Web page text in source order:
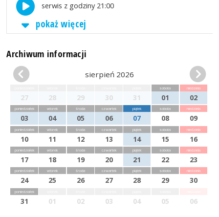
serwis z godziny 21:00
pokaż więcej
Archiwum informacji
sierpień 2026
27 28 29 30 31
sobota
01
niedziela
02
poniedziałek
03
wtorek
04
środa
05
czwartek
06
piątek
07
sobota
08
niedziela
09
poniedziałek
10
wtorek
11
środa
12
czwartek
13
piątek
14
sobota
15
niedziela
16
poniedziałek
17
wtorek
18
środa
19
czwartek
20
piątek
21
sobota
22
niedziela
23
poniedziałek
24
wtorek
25
środa
26
czwartek
27
piątek
28
sobota
29
niedziela
30
poniedziałek
31 01 02 03 04 05 06